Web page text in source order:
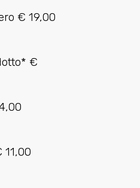
Intero € 19,00
€
€ 14,00
€ 11,00